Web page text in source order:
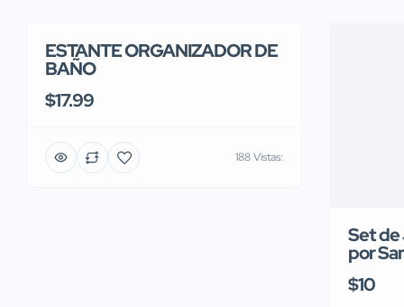
ESTANTE ORGANIZADOR DE
BAÑO
$17.99
188 Vistas:
Set de
por
$10